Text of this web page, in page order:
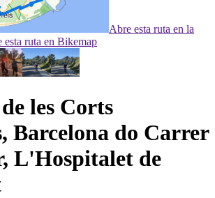
Abre esta ruta en la
esta ruta en Bikemap
les Corts
Barcelona do Carrer
L'Hospitalet de